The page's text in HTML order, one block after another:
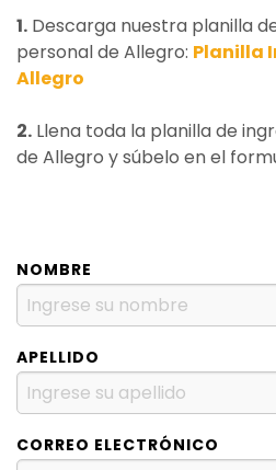
1. Descarga nuestra planilla
personal de Allegro: Planilla
Allegro
2. Llena toda la planilla de
de Allegro y súbelo en el
NOMBRE
APELLIDO
CORREO ELECTRÓNICO